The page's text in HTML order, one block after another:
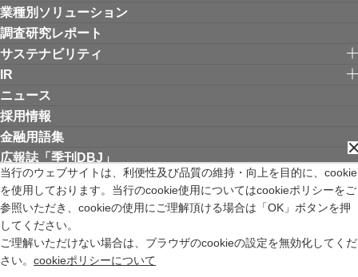
当行のウェブサイトは、利便性及び品質の維持・向上を目的に、cookie
を使用しております。当行のcookie使用についてはcookieポリシーをご
参照いただき、cookieの使用にご理解頂ける場合は「OK」ボタンを押
してください。
ご理解いただけない場合は、ブラウザのcookieの設定を無効化してくだ
さい。 cookieポリシーについて
業種別ソリューション
調査研究レポート
サステナビリティ
IR
ニュース
採用情報
金融用語集
広報誌「季刊DBJ」
リンク集 お問い合わせ サイトご利用にあたって 個人情報保護方針
ウェブアクセシビリティ方針
金融商品取引法の特定投資家制度に関する「期限日」について
苦情等受付窓口 サイトマップ English 新規ウィンドウを開きます